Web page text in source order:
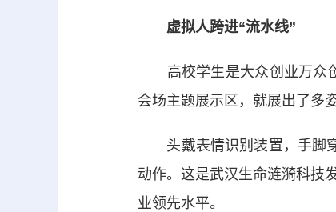
虚拟人跨进“流水线”
高校学生是大众创业万众创
会场主题展示区，就展出了多
头戴表情识别装置，手脚穿
动作。这是武汉生命涟漪科技
业领先水平。